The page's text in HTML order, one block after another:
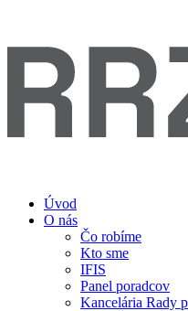
Úvod
O nás
Čo robíme
Kto sme
IFIS
Panel poradcov
Kancelária Rady